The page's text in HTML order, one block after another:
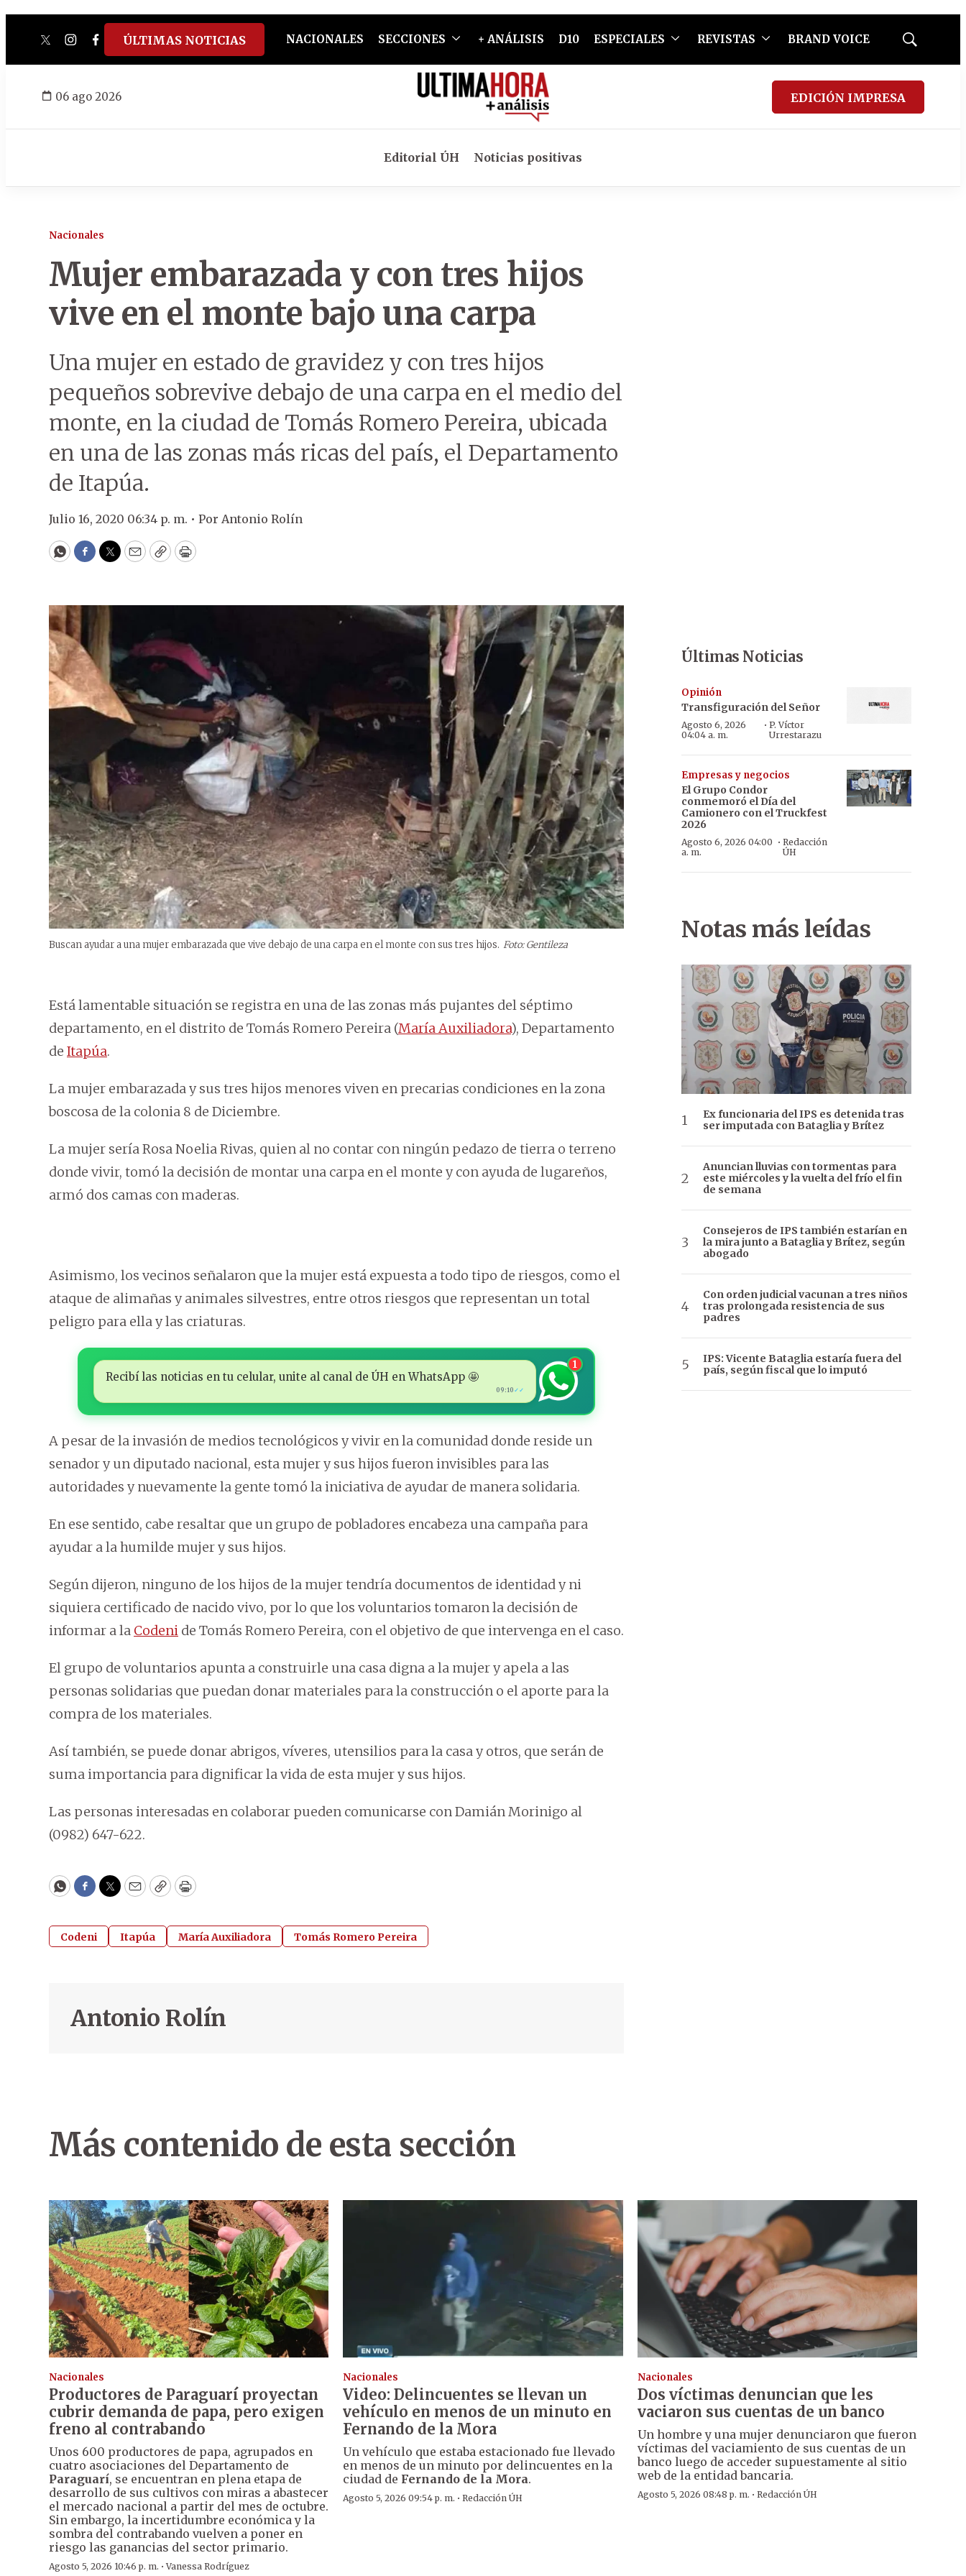
twitterinstagram
facebook
tiktokyoutube
spotify
ÚLTIMAS NOTICIAS NACIONALES SECCIONES + ANÁLISIS D10 ESPECIALES REVISTAS BRAND VOICE
Mostrar
06 ago 2026 EDICIÓN IMPRESA
Editorial ÚH Noticias positivas
Nacionales
Mujer embarazada y con tres hijos
vive en el monte bajo una carpa
Una mujer en estado de gravidez y con tres hijos
pequeños sobrevive debajo de una carpa en el medio del
monte, en la ciudad de Tomás Romero Pereira, ubicada
en una de las zonas más ricas del país, el Departamento
de Itapúa.
Julio 16, 2020 06:34 p. m. • Por Antonio Rolín
WhatsApp
Facebook
Twitter
EmailCopyPrint
Buscan ayudar a una mujer embarazada que vive debajo de una carpa en el monte con sus tres hijos. Foto: Gentileza
Está lamentable situación se registra en una de las zonas más pujantes del séptimo
departamento, en el distrito de Tomás Romero Pereira (María Auxiliadora), Departamento
de Itapúa.
La mujer embarazada y sus tres hijos menores viven en precarias condiciones en la zona
boscosa de la colonia 8 de Diciembre.
La mujer sería Rosa Noelia Rivas, quien al no contar con ningún pedazo de tierra o terreno
donde vivir, tomó la decisión de montar una carpa en el monte y con ayuda de lugareños,
armó dos camas con maderas.
Asimismo, los vecinos señalaron que la mujer está expuesta a todo tipo de riesgos, como el
ataque de alimañas y animales silvestres, entre otros riesgos que representan un total
peligro para ella y las criaturas.
Recibí las noticias en tu celular, unite al canal de ÚH en WhatsApp 🤩
09:10 ✓✓
1
A pesar de la invasión de medios tecnológicos y vivir en la comunidad donde reside un
senador y un diputado nacional, esta mujer y sus hijos fueron invisibles para las
autoridades y nuevamente la gente tomó la iniciativa de ayudar de manera solidaria.
En ese sentido, cabe resaltar que un grupo de pobladores encabeza una campaña para
ayudar a la humilde mujer y sus hijos.
Según dijeron, ninguno de los hijos de la mujer tendría documentos de identidad y ni
siquiera certificado de nacido vivo, por lo que los voluntarios tomaron la decisión de
informar a la Codeni de Tomás Romero Pereira, con el objetivo de que intervenga en el caso.
El grupo de voluntarios apunta a construirle una casa digna a la mujer y apela a las
personas solidarias que puedan donar materiales para la construcción o el aporte para la
compra de los materiales.
Así también, se puede donar abrigos, víveres, utensilios para la casa y otros, que serán de
suma importancia para dignificar la vida de esta mujer y sus hijos.
Las personas interesadas en colaborar pueden comunicarse con Damián Morinigo al
(0982) 647-622.
WhatsApp
Facebook
Twitter
EmailCopyPrint
Codeni Itapúa María Auxiliadora Tomás Romero Pereira
Antonio Rolín
Últimas Noticias
Opinión
Transfiguración del Señor
Agosto 6, 2026
04:04 a. m.
· P. Víctor
Urrestarazu
Empresas y negocios
El Grupo Condor
conmemoró el Día del
Camionero con el Truckfest
2026
Agosto 6, 2026 04:00
a. m.
· Redacción
ÚH
Notas más leídas
Ex funcionaria del IPS es detenida tras
ser imputada con Bataglia y Brítez
Anuncian lluvias con tormentas para
este miércoles y la vuelta del frío el fin
de semana
Consejeros de IPS también estarían en
la mira junto a Bataglia y Brítez, según
abogado
Con orden judicial vacunan a tres niños
tras prolongada resistencia de sus
padres
IPS: Vicente Bataglia estaría fuera del
país, según fiscal que lo imputó
Más contenido de esta sección
Nacionales
Productores de Paraguarí proyectan
cubrir demanda de papa, pero exigen
freno al contrabando
Unos 600 productores de papa, agrupados en
cuatro asociaciones del Departamento de
Paraguarí, se encuentran en plena etapa de
desarrollo de sus cultivos con miras a abastecer
el mercado nacional a partir del mes de octubre.
Sin embargo, la incertidumbre económica y la
sombra del contrabando vuelven a poner en
riesgo las ganancias del sector primario.
Agosto 5, 2026 10:46 p. m. ·Vanessa Rodríguez
Nacionales
Video: Delincuentes se llevan un
vehículo en menos de un minuto en
Fernando de la Mora
Un vehículo que estaba estacionado fue llevado
en menos de un minuto por delincuentes en la
ciudad de Fernando de la Mora.
Agosto 5, 2026 09:54 p. m. ·Redacción ÚH
Nacionales
Dos víctimas denuncian que les
vaciaron sus cuentas de un banco
Un hombre y una mujer denunciaron que fueron
víctimas del vaciamiento de sus cuentas de un
banco luego de acceder supuestamente al sitio
web de la entidad bancaria.
Agosto 5, 2026 08:48 p. m. · Redacción ÚH